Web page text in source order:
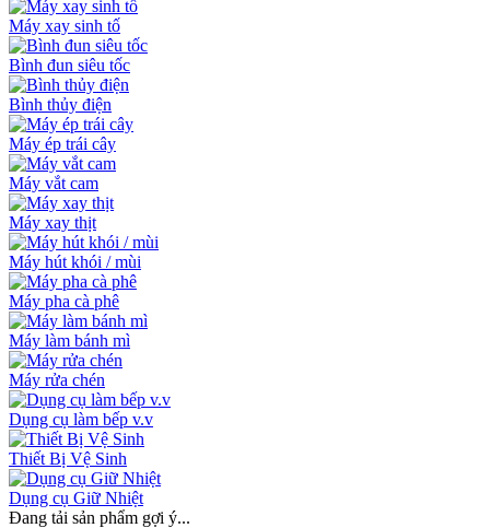
Máy xay sinh tố
Bình đun siêu tốc
Bình thủy điện
Máy ép trái cây
Máy vắt cam
Máy xay thịt
Máy hút khói / mùi
Máy pha cà phê
Máy làm bánh mì
Máy rửa chén
Dụng cụ làm bếp v.v
Thiết Bị Vệ Sinh
Dụng cụ Giữ Nhiệt
Đang tải sản phẩm gợi ý...